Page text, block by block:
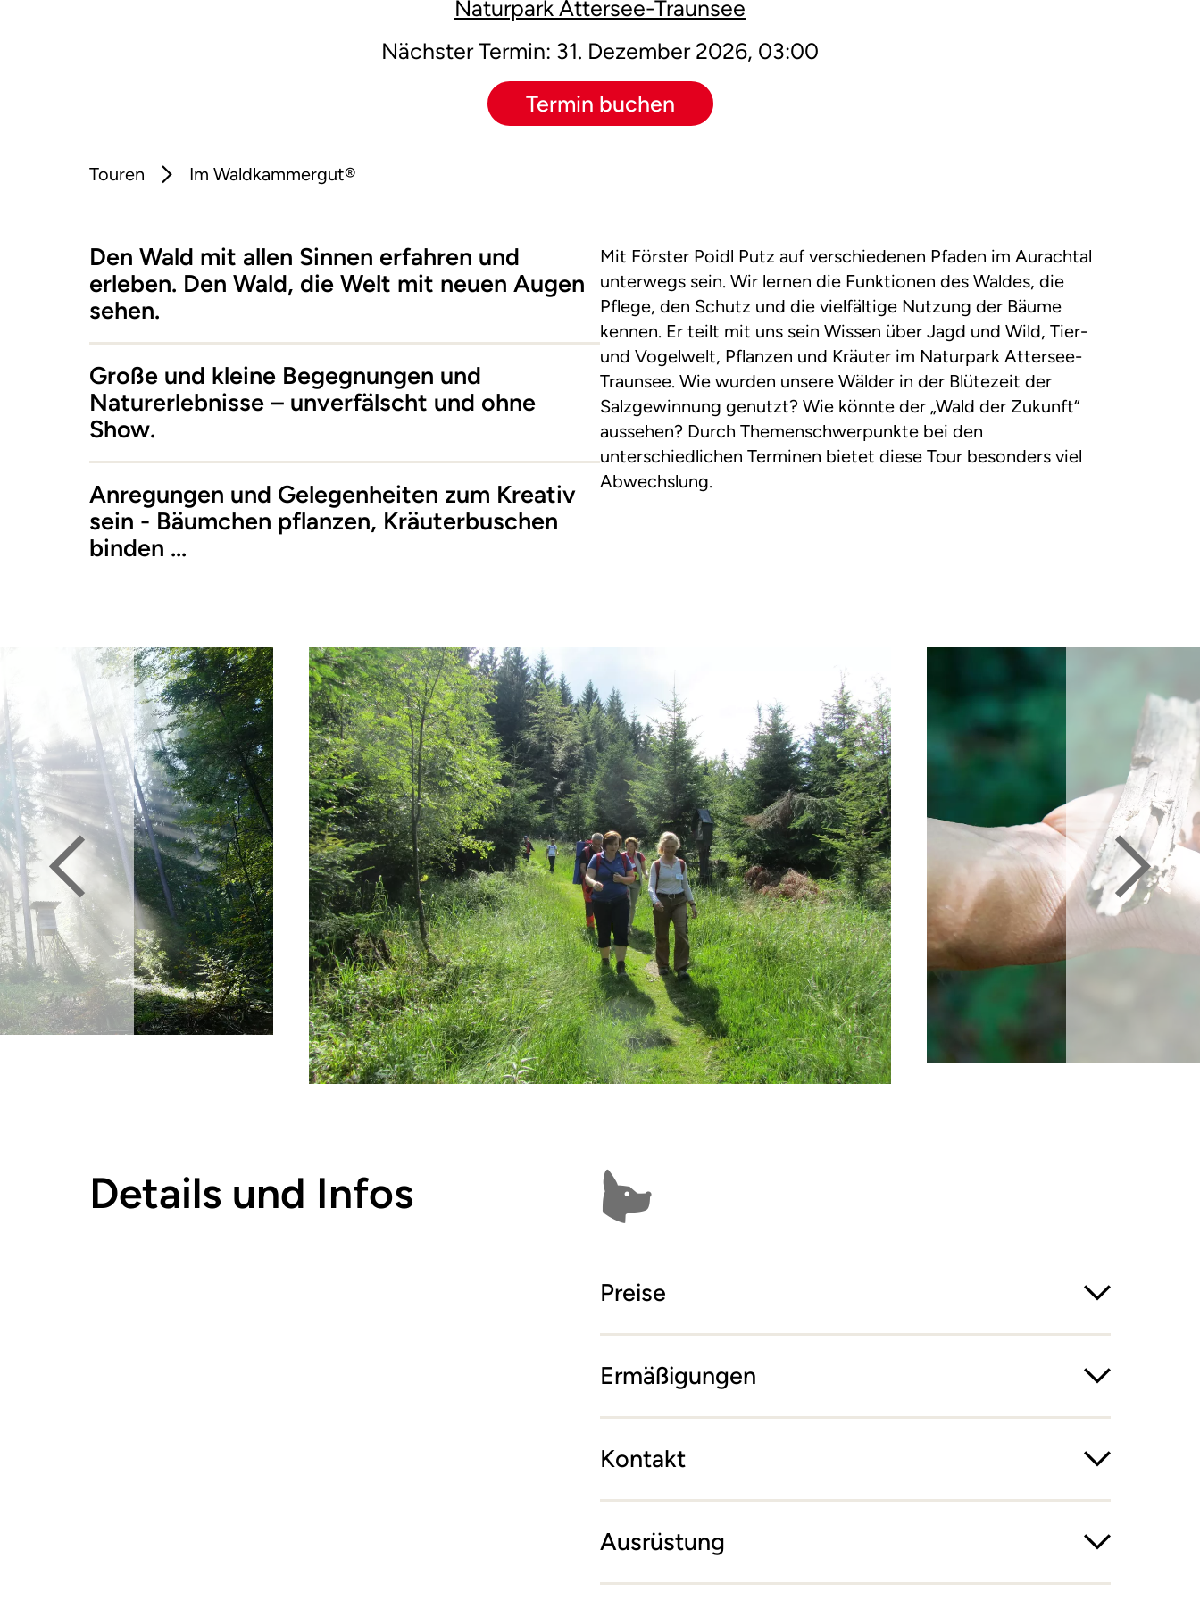
Naturpark Attersee-Traunsee
Nächster Termin: 31. Dezember 2026, 03:00
Termin buchen
Touren Im Waldkammergut®
Den Wald mit allen Sinnen erfahren und
erleben. Den Wald, die Welt mit neuen Augen
sehen.
Große und kleine Begegnungen und
Naturerlebnisse – unverfälscht und ohne
Show.
Anregungen und Gelegenheiten zum Kreativ
sein - Bäumchen pflanzen, Kräuterbuschen
binden ...
Mit Förster Poidl Putz auf verschiedenen Pfaden im Aurachtal
unterwegs sein. Wir lernen die Funktionen des Waldes, die
Pflege, den Schutz und die vielfältige Nutzung der Bäume
kennen. Er teilt mit uns sein Wissen über Jagd und Wild, Tier-
und Vogelwelt, Pflanzen und Kräuter im Naturpark Attersee-
Traunsee. Wie wurden unsere Wälder in der Blütezeit der
Salzgewinnung genutzt? Wie könnte der „Wald der Zukunft“
aussehen? Durch Themenschwerpunkte bei den
unterschiedlichen Terminen bietet diese Tour besonders viel
Abwechslung.
Details und Infos
Preise
Ermäßigungen
Kontakt
Ausrüstung